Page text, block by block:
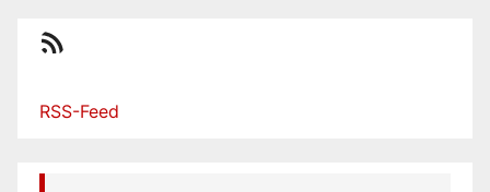
RSS-Feed
RSS-Feed